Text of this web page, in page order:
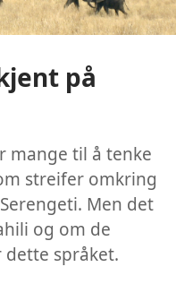
på
mange til å tenke
streifer omkring
Men det
og om de
dette språket.